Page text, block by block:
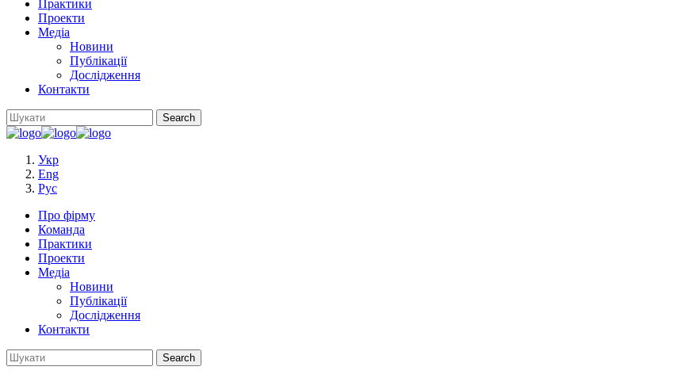
Практики
Проекти
Медіа
Новини
Публікації
Дослідження
Контакти
Укр
Eng
Рус
Про фірму
Команда
Практики
Проекти
Медіа
Новини
Публікації
Дослідження
Контакти